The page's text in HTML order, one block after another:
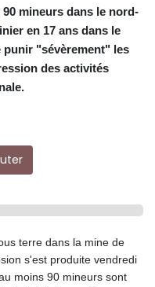
mineurs dans le nord-
en 17 ans dans le
punir "sévèrement" les
des activités
terre dans la mine de
s'est produite vendredi
moins 90 mineurs sont